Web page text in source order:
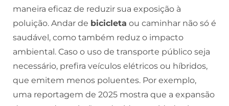
maneira eficaz de reduzir sua exposição à
poluição. Andar de bicicleta ou caminhar não só é
saudável, como também reduz o impacto
ambiental. Caso o uso de transporte público seja
necessário, prefira veículos elétricos ou híbridos,
que emitem menos poluentes. Por exemplo,
uma reportagem de 2025 mostra que a expansão